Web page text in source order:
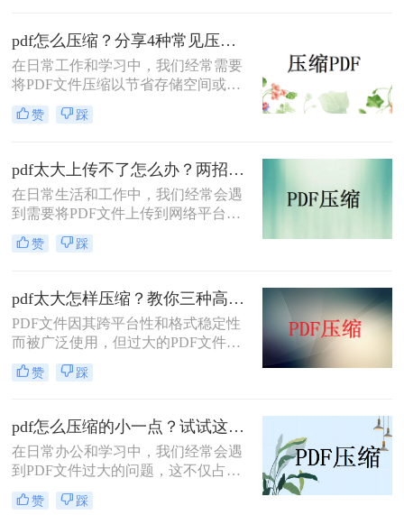
pdf怎么压缩？分享4种常见压缩方法！
在日常工作和学习中，我们经常需要
将PDF文件压缩以节省存储空间或加
快传输速度。那么pdf怎么压缩呢？本
文将介绍几种常见的PDF压缩方法。
赞 踩
pdf太大上传不了怎么办？两招帮你解决！
在日常生活和工作中，我们经常会遇
到需要将PDF文件上传到网络平台或
发送给他人的情况。然而，有时PDF
文件过大，导致无法顺利上传或发
本文将介绍两种解决PDF文件过大无
法上传的方法，帮助你轻松应对这一
问题。
赞 踩
pdf太大怎样压缩？教你三种高效方法！
PDF文件因其跨平台性和格式稳定性
而被广泛使用，但过大的PDF文件不
仅占用存储空间，还会影响传输速度
和加载速度。为了解决pdf太大怎样压
件的方法。
赞 踩
pdf怎么压缩的小一点？试试这三种实用压缩方法！
在日常办公和学习中，我们经常会遇
到PDF文件过大的问题，这不仅占用
了大量的存储空间，还影响了文件的
传输速度。那么pdf怎么压缩的小一点
赞 踩